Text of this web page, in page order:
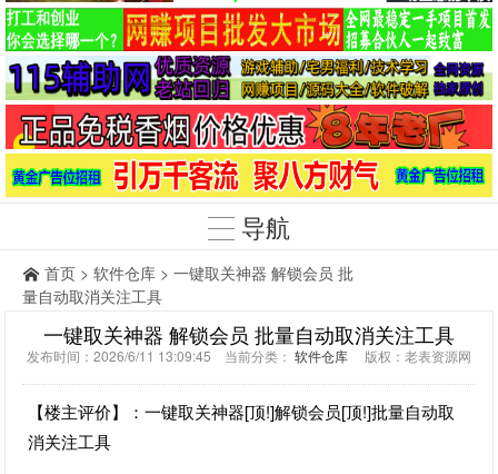
导航
首页 > 软件仓库 > 一键取关神器 解锁会员 批
量自动取消关注工具
一键取关神器 解锁会员 批量自动取消关注工具
发布时间：2026/6/11 13:09:45 当前分类： 软件仓库 版权：老表资源网
【楼主评价】：一键取关神器[顶!]解锁会员[顶!]批量自动取
消关注工具